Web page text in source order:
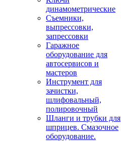
динамометрические
Съемники,
выпрессовки,
запрессовки
Гаражное
оборудование для
автосервисов и
мастеров
Инструмент для
зачистки,
шлифовальный,
полировочный
Шланги и трубки для
шприцев. Смазочное
оборудование.